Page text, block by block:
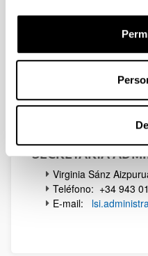
Teléfono: +34
E-mail:lsi-
Coordinación en
:
Teléfono: +34
SECRETARÍA
Virginia Sánz
Teléfono: +34 943
E-mail: